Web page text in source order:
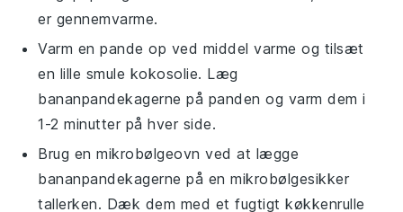
er gennemvarme.
Varm en pande op ved middel varme og tilsæt
en lille smule kokosolie. Læg
bananpandekagerne på panden og varm dem i
1-2 minutter på hver side.
Brug en mikrobølgeovn ved at lægge
bananpandekagerne på en mikrobølgesikker
tallerken. Dæk dem med et fugtigt køkkenrulle